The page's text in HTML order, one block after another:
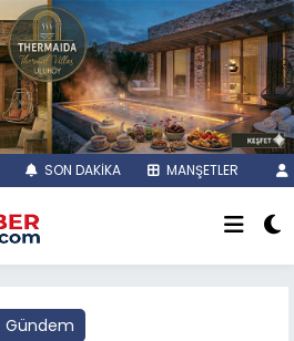
SON DAKİKA MANŞETLER
Gündem